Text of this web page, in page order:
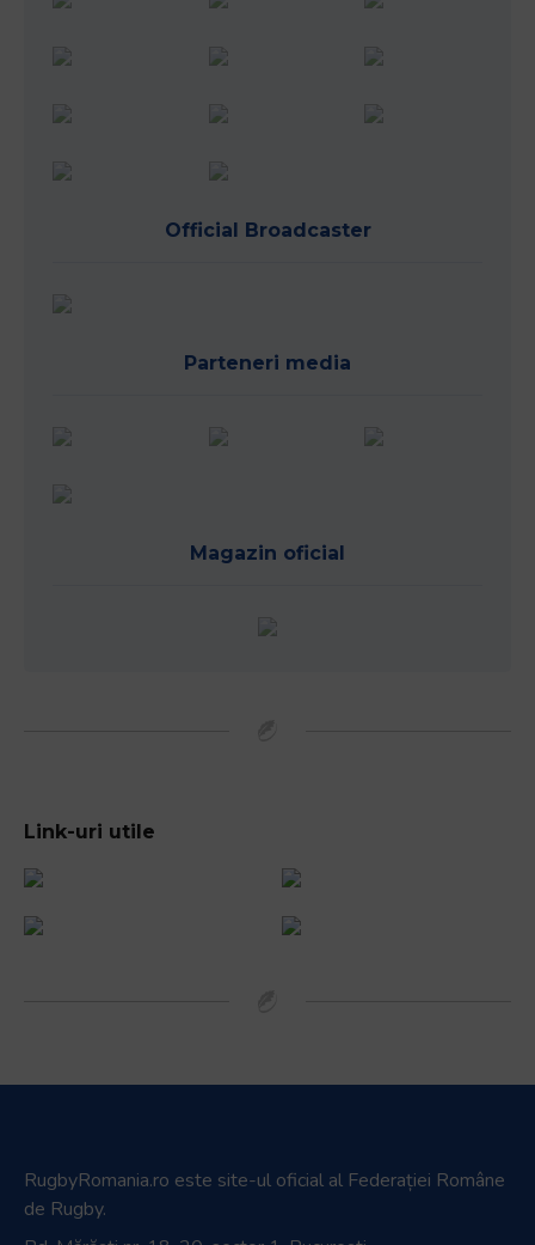
Official Broadcaster
Parteneri media
Magazin oficial
Link-uri utile
RugbyRomania.ro este site-ul oficial al Federației Române
de Rugby.